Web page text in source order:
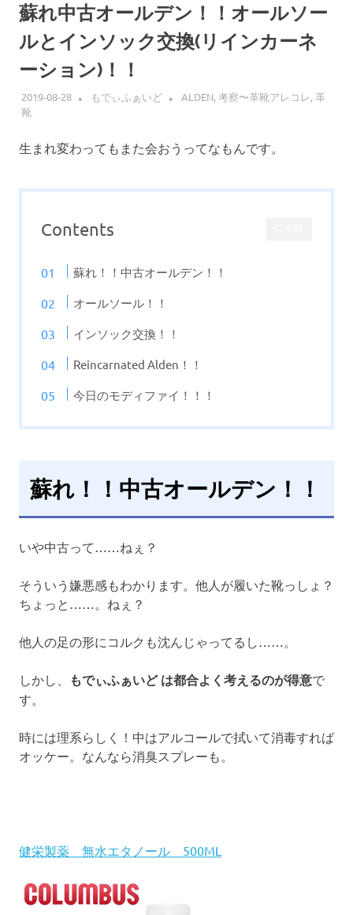
蘇れ中古オールデン！！オールソー
ルとインソック交換(リインカーネ
ーション)！！
2019-08-28 もでぃふぁいど ALDEN, 考察〜革靴アレコレ,革
靴
生まれ変わってもまた会おうってなもんです。
Contents
蘇れ！！中古オールデン！！
オールソール！！
インソック交換！！
Reincarnated Alden！！
今日のモディファイ！！！
蘇れ！！中古オールデン！！
いや中古って……ねぇ？
そういう嫌悪感もわかります。他人が履いた靴っしょ？
ちょっと……。ねぇ？
他人の足の形にコルクも沈んじゃってるし……。
しかし、 もでぃふぁいど は都合よく考えるのが得意で
す。
時には理系らしく！中はアルコールで拭いて消毒すれば
オッケー。なんなら消臭スプレーも。
健栄製薬 無水エタノール 500ML